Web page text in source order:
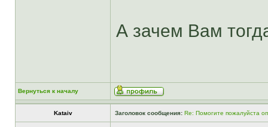
А зачем Вам
Вернуться к началу
Kataiv Заголовок сообщения: Re: Помогите пожалуйста